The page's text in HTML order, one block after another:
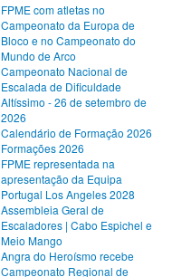
FPME com atletas no
Campeonato da Europa de
Bloco e no Campeonato do
Mundo de Arco
Campeonato Nacional de
Escalada de Dificuldade
Altíssimo - 26 de setembro de
2026
Calendário de Formação 2026
Formações 2026
FPME representada na
apresentação da Equipa
Portugal Los Angeles 2028
Assembleia Geral de
Escaladores | Cabo Espichel e
Meio Mango
Angra do Heroísmo recebe
Campeonato Regional de